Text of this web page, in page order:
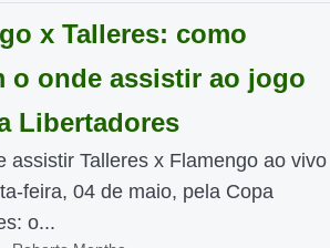
x Talleres: como
o onde assistir ao jogo
Libertadores
assistir Talleres x Flamengo ao vivo
feira, 04 de maio, pela Copa
o...